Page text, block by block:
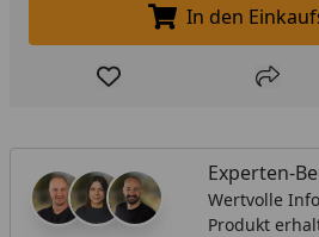
In
In den
Produkt zur Teilen
Experten-
Wertvolle
Produkt